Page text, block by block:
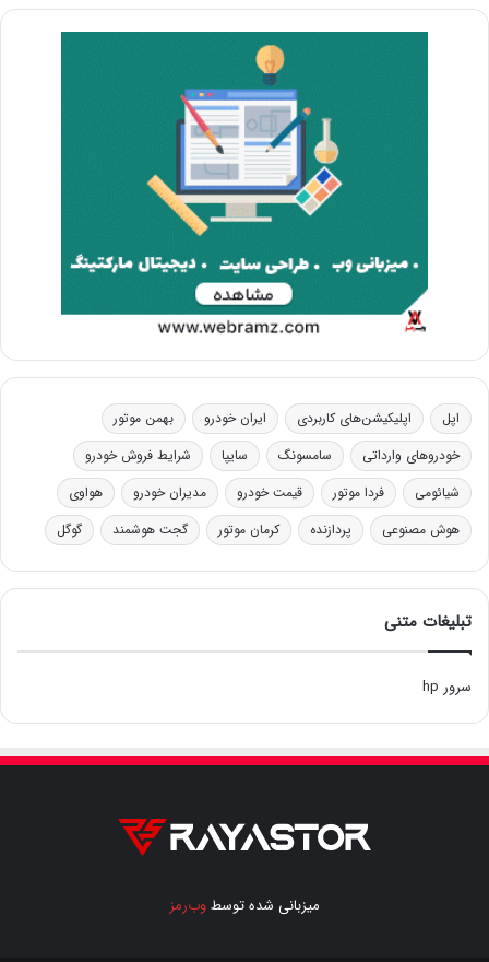
اپل اپلیکیشن‌های کاربردی ایران خودرو
بهمن موتور
خودروهای وارداتی
سامسونگ سایپا
شرایط فروش خودرو
شیائومی
فردا موتور قیمت خودرو مدیران خودرو
هواوی
هوش مصنوعی
پردازنده کرمان موتور گجت هوشمند گوگل
تبلیغات متنی
سرور hp
میزبانی شده توسطوب‌رمز